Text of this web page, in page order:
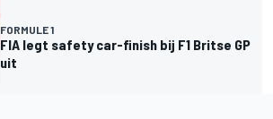
FORMULE 1
FIA legt safety car-finish bij F1 Britse GP
uit